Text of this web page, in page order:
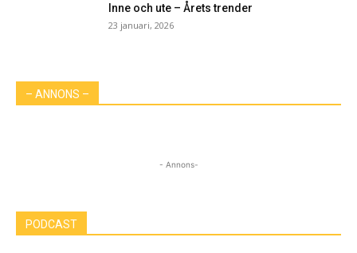
Inne och ute – Årets trender
23 januari, 2026
– ANNONS –
- Annons-
PODCAST